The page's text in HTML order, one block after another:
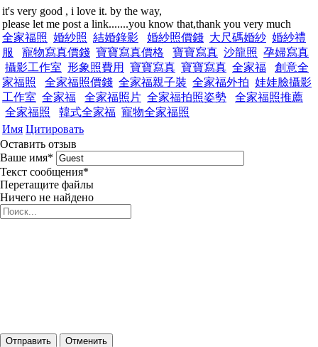
it's very good , i love it. by the way,
please let me post a link.......you know that,thank you very much
全家福照 婚紗照 結婚錄影 婚紗照價錢 大尺碼婚紗 婚紗禮
服
寵物寫真價錢 寶寶寫真價格 寶寶寫真 沙龍照 孕婦寫真
攝影工作室 形象照費用 寶寶寫真 寶寶寫真 全家福
創意全
家福照
全家福照價錢 全家福親子裝 全家福外拍 娃娃臉攝影
工作室 全家福 全家福照片 全家福拍照姿勢
全家福照推薦
全家福照
韓式全家福 寵物全家福照
Имя Цитировать
Оставить отзыв
Ваше имя*
Текст сообщения*
Перетащите файлы
Ничего не найдено
Отправить Отменить